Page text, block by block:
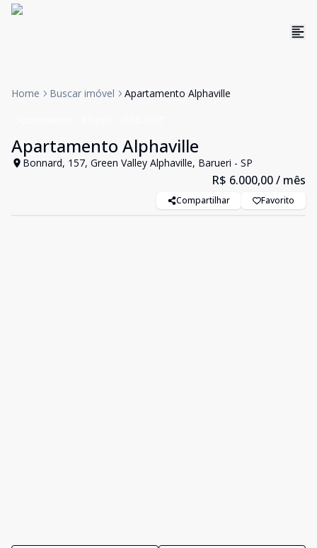
Home Buscar imóvel Apartamento Alphaville
Apartamento Alphaville
Bonnard, 157, Green Valley Alphaville, Barueri - SP
R$ 6.000,00/ mês
Compartilhar Favorito